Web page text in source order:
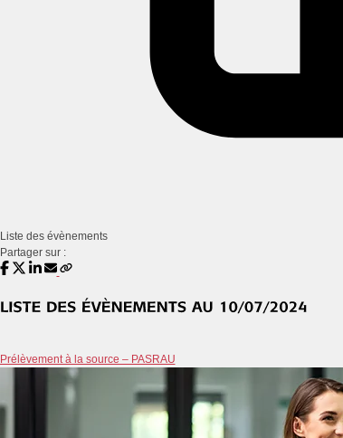
Liste des évènements
Partager sur :
Prélèvement à la source – PASRAU